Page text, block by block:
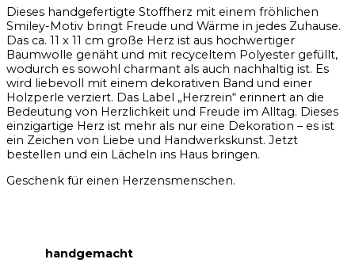
Dieses handgefertigte Stoffherz mit einem fröhlichen
Smiley-Motiv bringt Freude und Wärme in jedes Zuhause.
Das ca. 11 x 11 cm große Herz ist aus hochwertiger
Baumwolle genäht und mit recyceltem Polyester gefüllt,
wodurch es sowohl charmant als auch nachhaltig ist. Es
wird liebevoll mit einem dekorativen Band und einer
Holzperle verziert. Das Label „Herzrein“ erinnert an die
Bedeutung von Herzlichkeit und Freude im Alltag. Dieses
einzigartige Herz ist mehr als nur eine Dekoration – es ist
ein Zeichen von Liebe und Handwerkskunst. Jetzt
bestellen und ein Lächeln ins Haus bringen.
Geschenk für einen Herzensmenschen.
handgemacht